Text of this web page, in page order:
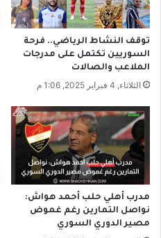
ف.
ت
ر
ب
ي
ة
س
م
ك
و
ا
ل
توقف النشاط الرياضي.. فرحة
السوريين تكتمل على مدرجات
الملاعب والصالات
الثلاثاء, 4 فبراير 2025, 1:06 م
مدرب أهلي حلب أحمد هواش:
نواصل التمارين رغم غموض
مصير الدوري السوري